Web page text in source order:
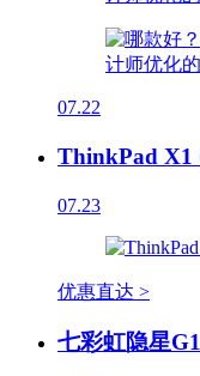
07.22
ThinkPad X1
07.23
优惠直达 >
七彩虹隐星